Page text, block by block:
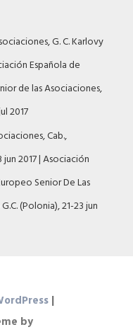
G. C. Karlovy
Española de
de las Asociaciones,
2017
Cab.,
2017 | Asociación
Senior De Las
(Polonia), 21-23 jun
|
by